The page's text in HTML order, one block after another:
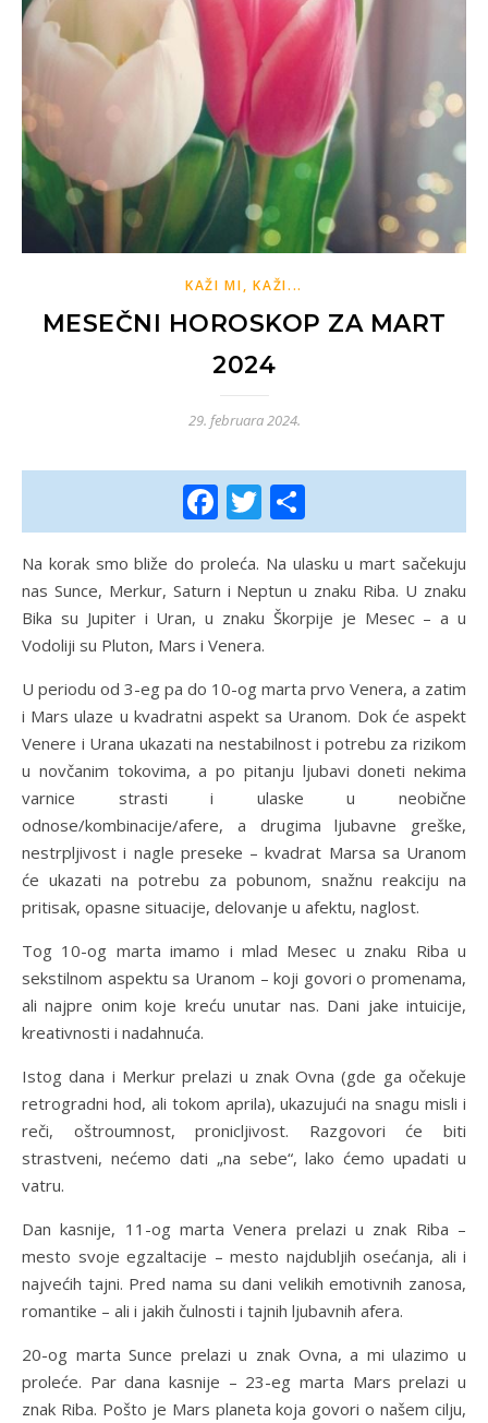
KAŽI MI, KAŽI...
MESEČNI HOROSKOP ZA MART
2024
29. februara 2024.
Facebook
Twitter
Na korak smo bliže do proleća. Na ulasku u mart sačekuju
nas Sunce, Merkur, Saturn i Neptun u znaku Riba. U znaku
Bika su Jupiter i Uran, u znaku Škorpije je Mesec – a u
Vodoliji su Pluton, Mars i Venera.
U periodu od 3-eg pa do 10-og marta prvo Venera, a zatim
i Mars ulaze u kvadratni aspekt sa Uranom. Dok će aspekt
Venere i Urana ukazati na nestabilnost i potrebu za rizikom
u novčanim tokovima, a po pitanju ljubavi doneti nekima
varnice strasti i ulaske u neobične
odnose/kombinacije/afere, a drugima ljubavne greške,
nestrpljivost i nagle preseke – kvadrat Marsa sa Uranom
će ukazati na potrebu za pobunom, snažnu reakciju na
pritisak, opasne situacije, delovanje u afektu, naglost.
Tog 10-og marta imamo i mlad Mesec u znaku Riba u
sekstilnom aspektu sa Uranom – koji govori o promenama,
ali najpre onim koje kreću unutar nas. Dani jake intuicije,
kreativnosti i nadahnuća.
Istog dana i Merkur prelazi u znak Ovna (gde ga očekuje
retrogradni hod, ali tokom aprila), ukazujući na snagu misli i
reči, oštroumnost, pronicljivost. Razgovori će biti
strastveni, nećemo dati „na sebe“, lako ćemo upadati u
vatru.
Dan kasnije, 11-og marta Venera prelazi u znak Riba –
mesto svoje egzaltacije – mesto najdubljih osećanja, ali i
najvećih tajni. Pred nama su dani velikih emotivnih zanosa,
romantike – ali i jakih čulnosti i tajnih ljubavnih afera.
20-og marta Sunce prelazi u znak Ovna, a mi ulazimo u
proleće. Par dana kasnije – 23-eg marta Mars prelazi u
znak Riba. Pošto je Mars planeta koja govori o našem cilju,